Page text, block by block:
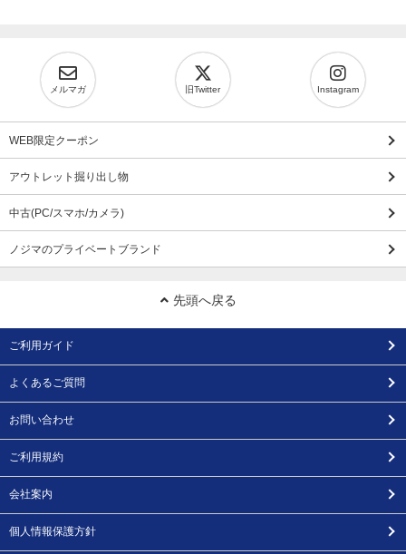
メルマガ 旧Twitter Instagram
WEB限定クーポン
アウトレット掘り出し物
中古(PC/スマホ/カメラ)
ノジマのプライベートブランド
先頭へ戻る
ご利用ガイド
よくあるご質問
お問い合わせ
ご利用規約
会社案内
個人情報保護方針